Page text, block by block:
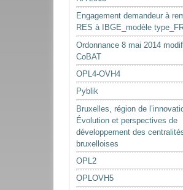
Engagement demandeur à
RES à IBGE_modèle
Ordonnance 8 mai 2014
CoBAT
OPL4-OVH4
Pyblik
Bruxelles, région de
Évolution et perspectives de
développement des
bruxelloises
OPL2
OPLOVH5